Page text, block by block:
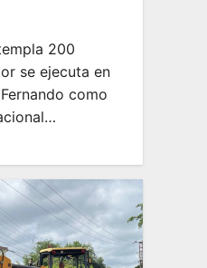
200
se ejecuta en
como